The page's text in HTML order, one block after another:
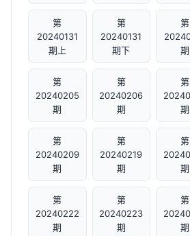
第
20240131
期上
第
20240131
期下
第
期
第
20240205
期
第
20240206
期
第
期
第
20240209
期
第
20240219
期
第
期
第
20240222
期
第
20240223
期
第
期